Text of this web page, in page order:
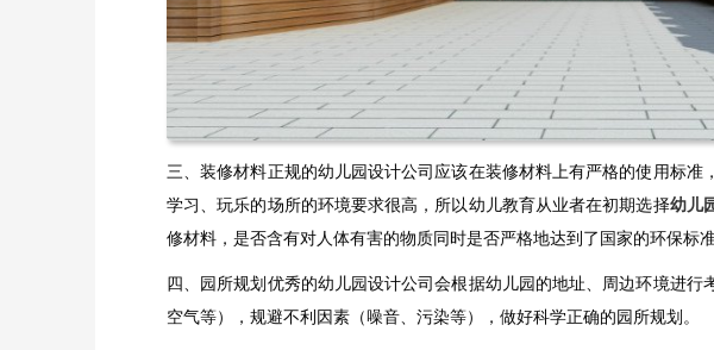
三、装修材料正规的幼儿园设计公司应该在装修材料上有严格的使用标准
学习、玩乐的场所的环境要求很高，所以幼儿教育从业者在初期选择幼儿
修材料，是否含有对人体有害的物质同时是否严格地达到了国家的环保标准
四、园所规划优秀的幼儿园设计公司会根据幼儿园的地址、周边环境进行
空气等），规避不利因素（噪音、污染等），做好科学正确的园所规划。